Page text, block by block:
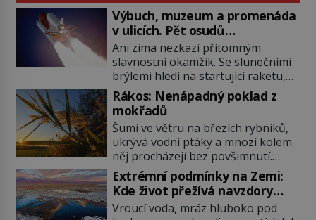
Výbuch, muzeum a promenáda
v ulicích. Pět osudů
nejslavnějších raketoplánů
Ani zima nezkazí přítomným
slavnostní okamžik. Se slunečními
brýlemi hledí na startující raketu,
která má do vesmíru vynést kromě
posádky také obyčejnou učitelku.
Po několika sekundách všem
ztuhnou úsměvy, stroj totiž
exploduje. Jejich konstrukce není
z levného kraje, daňové poplatníky
stojí miliardy dolarů. Na druhou
stranu zvládnou jen představitelné
věci. Na malé kousky Název:
Columbia První […]
Rákos: Nenápadný poklad z
mokřadů
Šumí ve větru na březích rybníků,
ukrývá vodní ptáky a mnozí kolem
něj procházejí bez povšimnutí.
Přesto právě rákos pomáhal stavět
domy, vyrábět lodě, zapisovat první
texty a inspiroval řadu pověstí.
Tato skromná, ale užitečná
Extrémní podmínky na Zemi:
Kde život přežívá navzdory
všemu
Vroucí voda, mráz hluboko pod